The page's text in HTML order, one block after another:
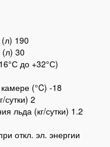
190
30
до +32°С)
(°C) -18
2
льда (кг/сутки) 1.2
откл. эл. энергии